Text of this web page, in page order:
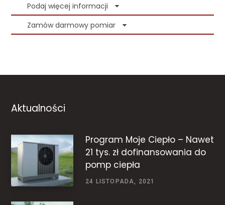
Podaj więcej informacji
Zamów darmowy pomiar
Aktualności
Program Moje Ciepło – Nawet
21 tys. zł dofinansowania do
pomp ciepła
24 LISTOPADA, 2021